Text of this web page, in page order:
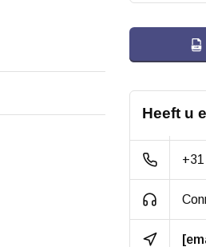
Type lager:
Groef type:
Heeft u